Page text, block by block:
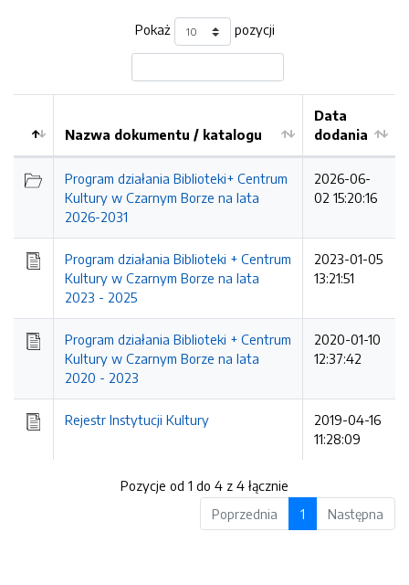
Pokaż pozycji
Kolejność
Nazwa dokumentu / katalogu
Data
dodania
Program działania Biblioteki+ Centrum
Kultury w Czarnym Borze na lata
2026-2031
2026-06-
02 15:20:16
Program działania Biblioteki + Centrum
Kultury w Czarnym Borze na lata
2023 - 2025
2023-01-05
13:21:51
Program działania Biblioteki + Centrum
Kultury w Czarnym Borze na lata
2020 - 2023
2020-01-10
12:37:42
Rejestr Instytucji Kultury
2019-04-16
11:28:09
Pozycje od 1 do 4 z 4 łącznie
Poprzednia
1 Następna